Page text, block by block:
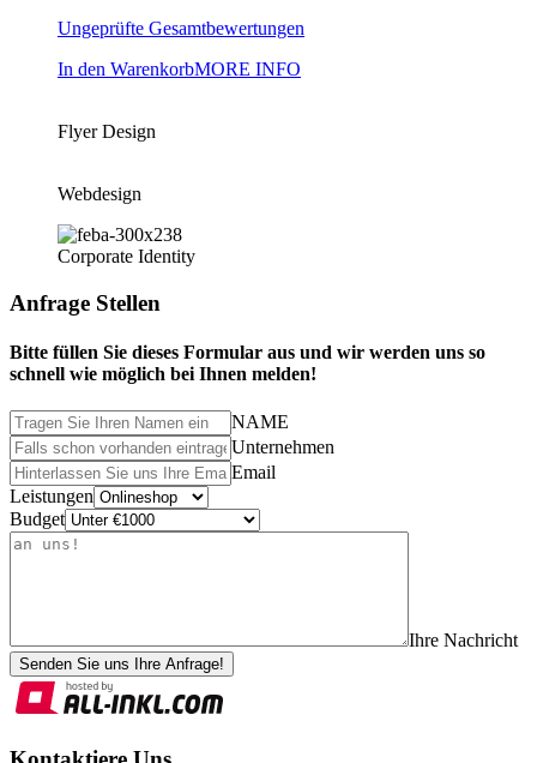
59,00 €55,00 €.
Ungeprüfte Gesamtbewertungen
In den WarenkorbMORE INFO
Flyer Design
Webdesign
Corporate Identity
Anfrage Stellen
Bitte füllen Sie dieses Formular aus und wir werden uns so
schnell wie möglich bei Ihnen melden!
NAME
Unternehmen
Email
Leistungen
Budget
Ihre Nachricht
Senden Sie uns Ihre Anfrage!